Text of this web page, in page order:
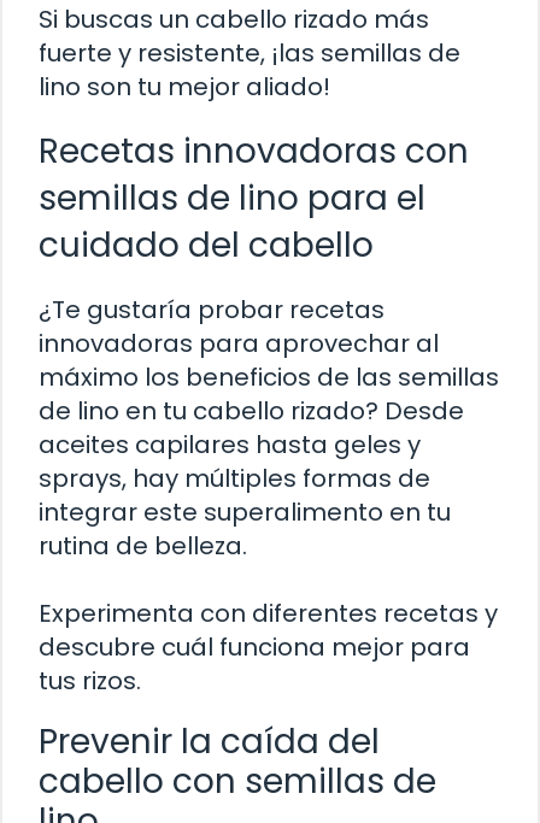
Si buscas un cabello rizado más
fuerte y resistente, ¡las semillas de
lino son tu mejor aliado!
Recetas innovadoras con
semillas de lino para el
cuidado del cabello
¿Te gustaría probar recetas
innovadoras para aprovechar al
máximo los beneficios de las semillas
de lino en tu cabello rizado? Desde
aceites capilares hasta geles y
sprays, hay múltiples formas de
integrar este superalimento en tu
rutina de belleza.
Experimenta con diferentes recetas y
descubre cuál funciona mejor para
tus rizos.
Prevenir la caída del
cabello con semillas de